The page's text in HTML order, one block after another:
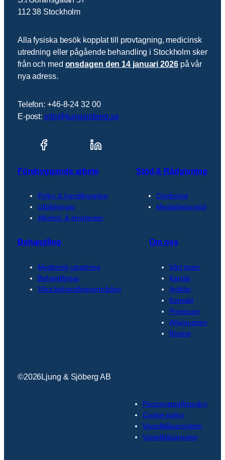
112 38 Stockholm
Alla fysiska besök kopplat till provtagning, medicinsk
utredning eller pågående behandling i Stockholm sker
från och med onsdagen den 14 januari 2026på vår
nya adress.
Telefon: +46-8-24 32 00
E-post: info@ljungsjoberg.se
Förebyggande arbete
Policy & handlingsplan
Utbildningar
Alkohol- & drogtester
Stöd & Rådgivning
Chefsstöd
Medarbetarstöd
Behandling
Medicinsk utredning
Behandlingar
Våra behandlingsområden
Om oss
Vårt team
Karriär
Artiklar
Kontakt
Pressrum
Alfagruppen
Biotest
©2026Ljung & Sjöberg AB
Personuppgiftspolicy
Cookie policy
Visselblåsarsystem
Visselblåsarpolicy